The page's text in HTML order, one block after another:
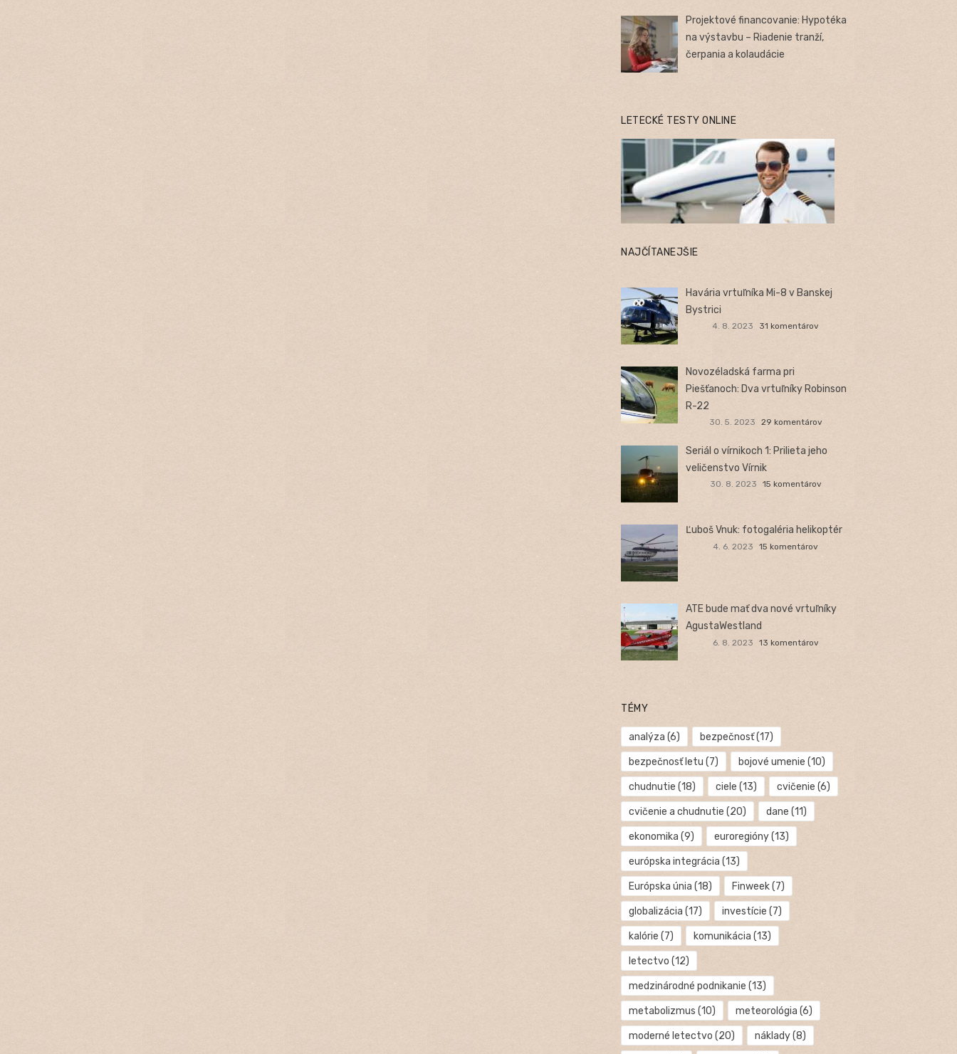
Projektové financovanie: Hypotéka
na výstavbu – Riadenie tranží,
čerpania a kolaudácie
LETECKÉ TESTY ONLINE
NAJČÍTANEJŠIE
Havária vrtuľníka Mi-8 v Banskej
Bystrici
4. 8. 2023 31 komentárov
Novozéladská farma pri
Piešťanoch: Dva vrtuľníky Robinson
R-22
30. 5. 2023 29 komentárov
Seriál o vírnikoch 1: Prilieta jeho
veličenstvo Vírnik
30. 8. 2023 15 komentárov
Ľuboš Vnuk: fotogaléria helikoptér
4. 6. 2023 15 komentárov
ATE bude mať dva nové vrtuľníky
AgustaWestland
6. 8. 2023 13 komentárov
TÉMY
analýza (6) bezpečnosť(17)
bezpečnosť letu (7) bojové umenie (10)
chudnutie (18) ciele (13) cvičenie (6)
cvičenie a chudnutie (20) dane (11)
ekonomika (9) euroregióny(13)
európska integrácia (13)
Európska únia (18) Finweek(7)
globalizácia (17) investície (7)
kalórie (7) komunikácia (13)
letectvo (12)
medzinárodné podnikanie (13)
metabolizmus (10) meteorológia (6)
moderné letectvo (20) náklady(8)